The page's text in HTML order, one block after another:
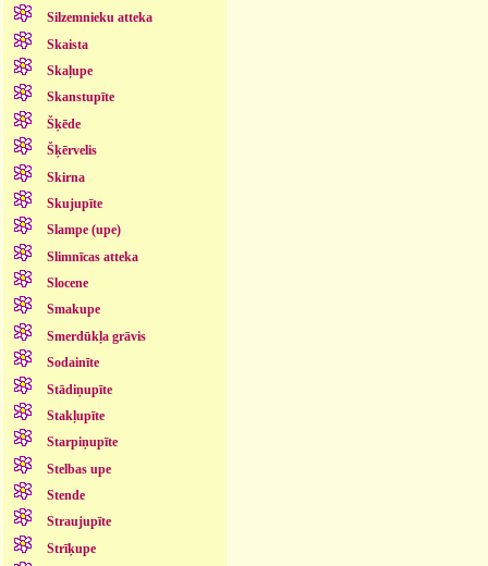
Silzemnieku atteka
Skaista
Skaļupe
Skanstupīte
Šķēde
Šķērvelis
Skirna
Skujupīte
Slampe (upe)
Slimnīcas atteka
Slocene
Smakupe
Smerdūkļa grāvis
Sodainīte
Stādiņupīte
Stakļupīte
Starpiņupīte
Stelbas upe
Stende
Straujupīte
Strīķupe